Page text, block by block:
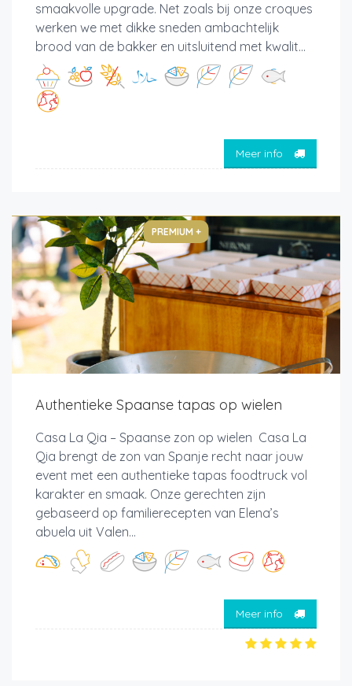
smaakvolle upgrade. Net zoals bij onze croques
werken we met dikke sneden ambachtelijk
brood van de bakker en uitsluitend met kwalit...
Meer info
PREMIUM +
Authentieke Spaanse tapas op wielen
Casa La Qia – Spaanse zon op wielen Casa La
Qia brengt de zon van Spanje recht naar jouw
event met een authentieke tapas foodtruck vol
karakter en smaak. Onze gerechten zijn
gebaseerd op familierecepten van Elena’s
abuela uit Valen...
Meer info